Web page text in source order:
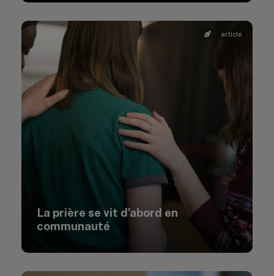
La prière se vit d’abord en
communauté
article